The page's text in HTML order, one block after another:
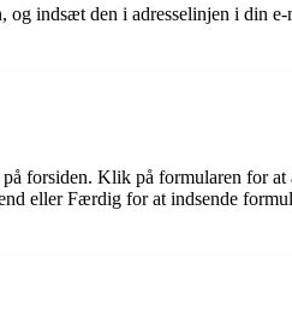
og indsæt den i adresselinjen i din
forsiden. Klik på formularen for at
eller Færdig for at indsende